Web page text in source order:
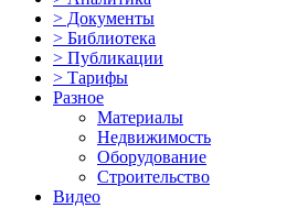
> Документы
> Библиотека
> Публикации
> Тарифы
Разное
Материалы
Недвижимость
Оборудование
Строительство
Видео